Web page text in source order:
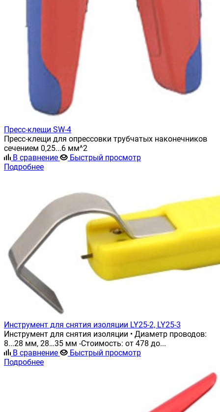
Пресс-клещи SW-4
Пресс-клещи для опрессовки трубчатых наконечников
сечением 0,25...6 мм^2
В сравнение
Быстрый просмотр
Подробнее
Инструмент для снятия изоляции LY25-2, LY25-3
Инструмент для снятия изоляции • Диаметр проводов:
8...28 мм, 28…35 мм -Стоимость: от 478 до...
В сравнение
Быстрый просмотр
Подробнее